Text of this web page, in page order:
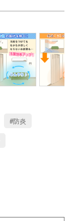
防炎